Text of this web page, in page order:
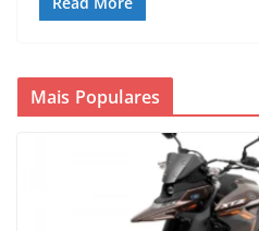
Mais Populares